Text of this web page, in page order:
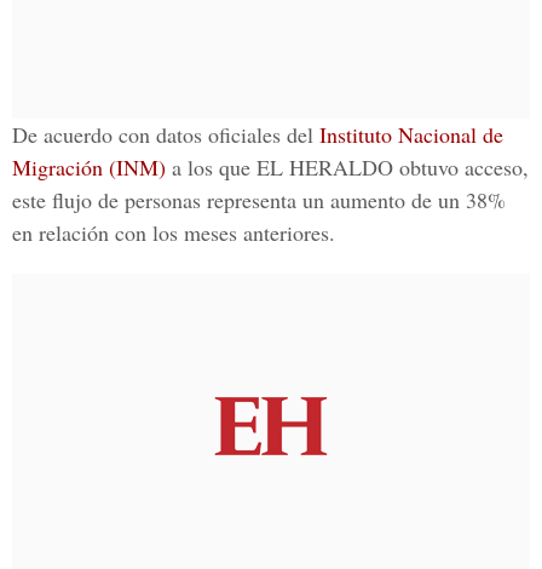
De acuerdo con datos oficiales del Instituto Nacional de
Migración (INM) a los que EL HERALDO obtuvo acceso,
este flujo de personas representa un aumento de un 38%
en relación con los meses anteriores.